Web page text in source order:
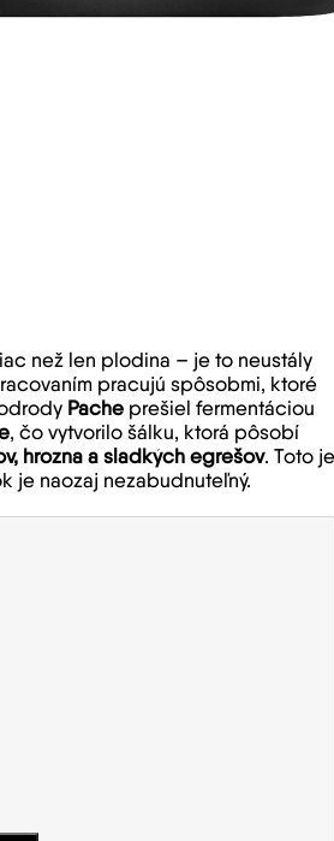
€ through 66,00 €
než len plodina – je to neustály
pracujú spôsobmi, ktoré
Pache prešiel fermentáciou
, čo vytvorilo šálku, ktorá pôsobí
hrozna a sladkých egrešov. Toto je
je naozaj nezabudnuteľný.